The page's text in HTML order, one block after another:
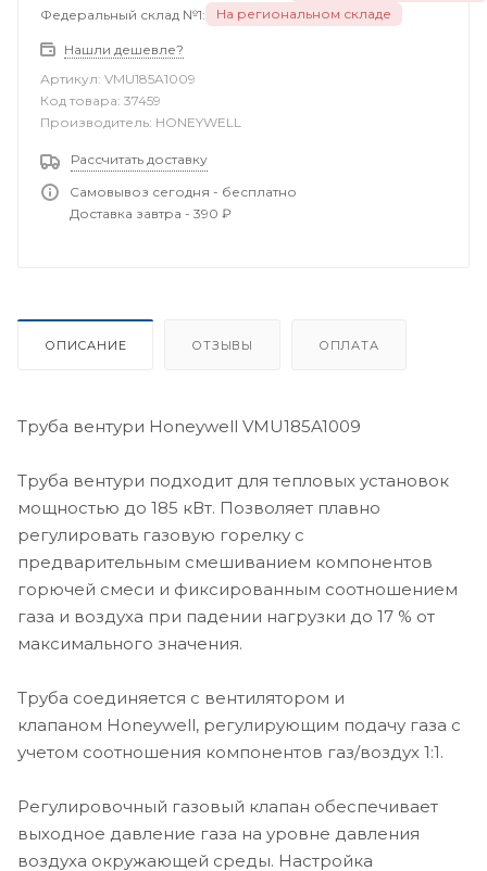
Федеральный склад №1:
На региональном складе
Нашли дешевле?
Артикул: VMU185A1009
Код товара: 37459
Производитель: HONEYWELL
Рассчитать доставку
Самовывоз сегодня - бесплатно
Доставка завтра - 390 ₽
ОПИСАНИЕ ОТЗЫВЫ ОПЛАТА
Труба вентури Honeywell VMU185A1009
Труба вентури подходит для тепловых установок
мощностью до 185 кВт. Позволяет плавно
регулировать газовую горелку с
предварительным смешиванием компонентов
горючей смеси и фиксированным соотношением
газа и воздуха при падении нагрузки до 17 % от
максимального значения.
Труба соединяется с вентилятором и
клапаном Honeywell, регулирующим подачу газа с
учетом соотношения компонентов газ/воздух 1:1.
Регулировочный газовый клапан обеспечивает
выходное давление газа на уровне давления
воздуха окружающей среды. Настройка